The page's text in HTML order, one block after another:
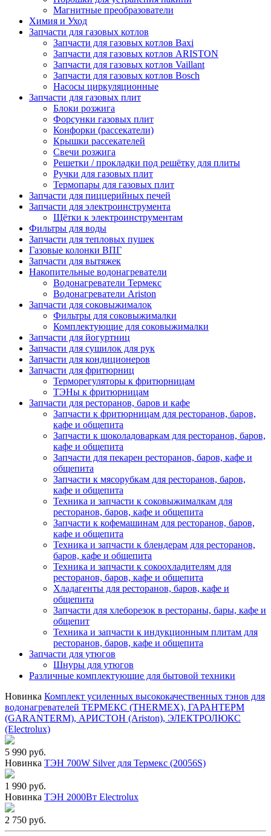
Магнитные преобразователи
Химия и Уход
Запчасти для газовых котлов
Запчасти для газовых котлов Baxi
Запчасти для газовых котлов ARISTON
Запчасти для газовых котлов Vaillant
Запчасти для газовых котлов Bosch
Насосы циркуляционные
Запчасти для газовых плит
Блоки розжига
Форсунки газовых плит
Конфорки (рассекатели)
Крышки рассекателей
Свечи розжига
Решетки / прокладки под решётку для плиты
Ручки для газовых плит
Термопары для газовых плит
Запчасти для пиццерийных печей
Запчасти для электроинструмента
Щётки к электроинструментам
Фильтры для воды
Запчасти для тепловых пушек
Газовые колонки ВПГ
Запчасти для вытяжек
Накопительные водонагреватели
Водонагреватели Термекс
Водонагреватели Ariston
Запчасти для соковыжималок
Фильтры для соковыжималки
Комплектующие для соковыжималки
Запчасти для йогуртниц
Запчасти для сушилок для рук
Запчасти для кондиционеров
Запчасти для фритюрниц
Терморегуляторы к фритюрницам
ТЭНы к фритюрницам
Запчасти для ресторанов, баров и кафе
Запчасти к фритюрницам для ресторанов, баров,
кафе и общепита
Запчасти к шоколадоваркам для ресторанов, баров,
кафе и общепита
Запчасти для пекарен ресторанов, баров, кафе и
общепита
Запчасти к мясорубкам для ресторанов, баров,
кафе и общепита
Техника и запчасти к соковыжималкам для
ресторанов, баров, кафе и общепита
Запчасти к кофемашинам для ресторанов, баров,
кафе и общепита
Техника и запчасти к блендерам для ресторанов,
баров, кафе и общепита
Техника и запчасти к сокоохладителям для
ресторанов, баров, кафе и общепита
Хладагенты для ресторанов, баров, кафе и
общепита
Запчасти для хлеборезок в рестораны, бары, кафе и
общепит
Техника и запчасти к индукционным плитам для
ресторанов, баров, кафе и общепита
Запчасти для утюгов
Шнуры для утюгов
Различные комплектующие для бытовой техники
Новинка Комплект усиленных высококачественных тэнов для
водонагревателей ТЕРМЕКС (THERMEX), ГАРАНТЕРМ
(GARANTERM), АРИСТОН (Ariston), ЭЛЕКТРОЛЮКС
(Electrolux)
5 990 руб.
Новинка ТЭН 700W Silver для Термекс (20056S)
1 990 руб.
Новинка ТЭН 2000Вт Electrolux
2 750 руб.